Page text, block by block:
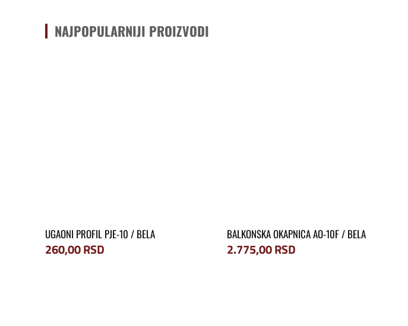
NAJPOPULARNIJI PROIZVODI
UGAONI PROFIL PJE-10 / BELA
260,00RSD
BALKONSKA OKAPNICA AO-10F / BELA
2.775,00RSD